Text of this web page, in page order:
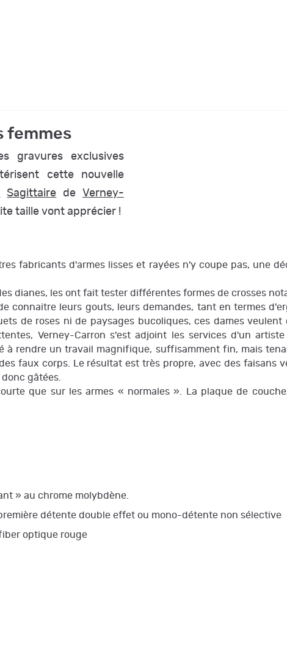
femmes
gravures exclusives
cette nouvelle
Sagittaire de Verney-
taille vont apprécier !
fabricants d'armes lisses et rayées n'y coupe pas, une
dianes, les ont fait tester différentes formes de crosses
connaitre leurs gouts, leurs demandes, tant en termes
de roses ni de paysages bucoliques, ces dames
Verney-Carron s'est adjoint les services d'un
à rendre un travail magnifique, suffisamment fin, mais
faux corps. Le résultat est très propre, avec des faisans
gâtées.
que sur les armes « normales ». La plaque de
» au chrome molybdène.
détente double effet ou mono-détente non sélective
optique rouge